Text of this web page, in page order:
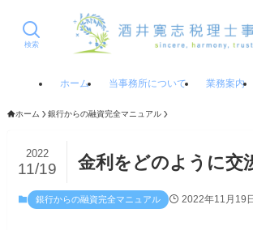
検索
ホーム 当事務所について 業務案内
ホーム 銀行からの融資完全マニュアル
金利をどのように交
2022
11/19
銀行からの融資完全マニュアル 2022年11月19